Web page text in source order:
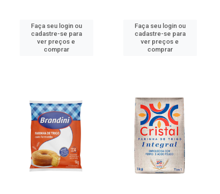
Faça seu login ou
cadastre-se para
ver preços e
comprar
Faça seu login ou
cadastre-se para
ver preços e
comprar